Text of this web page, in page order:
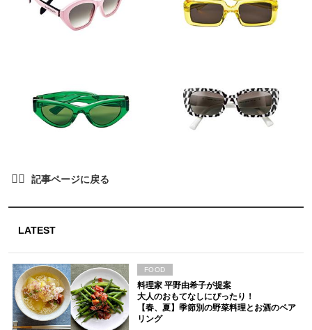
LATEST
料理家 平野由希子が提案
大人のおもてなしにぴったり！
【春、夏】季節別の野菜料理とお酒のペア
リング
FOOD